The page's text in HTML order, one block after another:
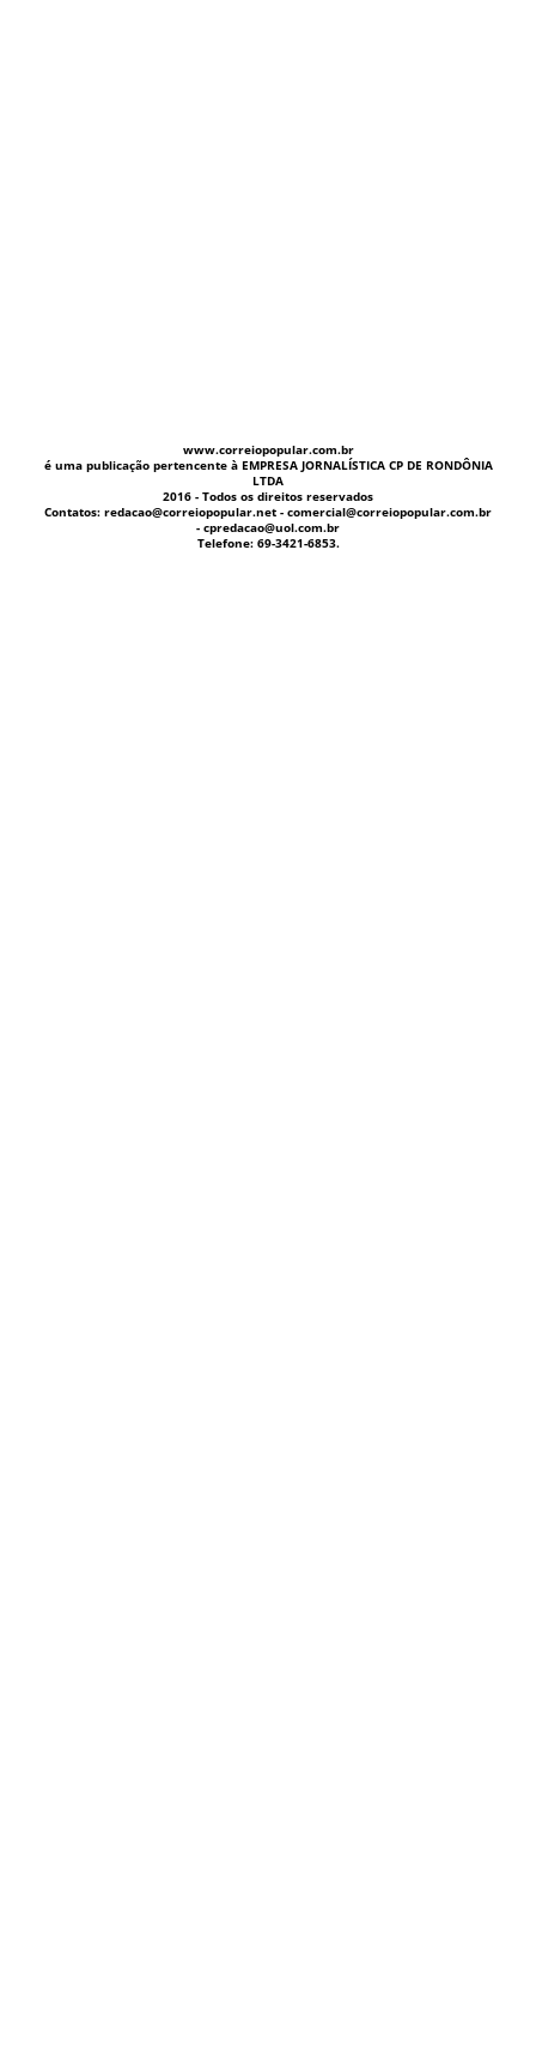
www.correiopopular.com.br
é uma publicação pertencente à EMPRESA JORNALÍSTICA CP DE RONDÔNIA
LTDA
2016 - Todos os direitos reservados
Contatos: redacao@correiopopular.net - comercial@correiopopular.com.br
- cpredacao@uol.com.br
Telefone: 69-3421-6853.